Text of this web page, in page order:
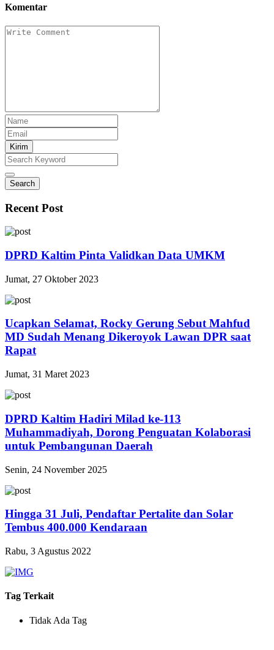
Komentar
Kirim
Search
Recent Post
DPRD Kaltim Pinta Validkan Data UMKM
Jumat, 27 Oktober 2023
Ucapkan Selamat, Rocky Gerung Sebut Mahfud
MD Sudah Menang Dikeroyok Lawan DPR saat
Rapat
Jumat, 31 Maret 2023
DPRD Kaltim Hadiri Milad ke-113
Muhammadiyah, Dorong Penguatan Kolaborasi
untuk Pembangunan Daerah
Senin, 24 November 2025
Hingga 31 Juli, Pendaftar Pertalite dan Solar
Tembus 400.000 Kendaraan
Rabu, 3 Agustus 2022
Tag Terkait
Tidak Ada Tag